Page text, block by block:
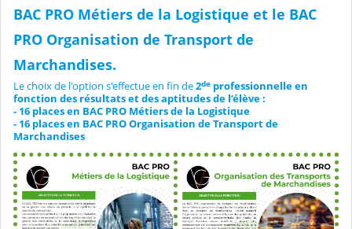
BAC PRO Métiers de la Logistique et le BAC
PRO Organisation de Transport de
Marchandises.
Le choix de l'option s'effectue en fin de2de professionnelle en
fonction des résultats et des aptitudes de l’élève :
- 16 places en BAC PRO Métiers de la Logistique
- 16 places en BAC PRO Organisation de Transport de
Marchandises